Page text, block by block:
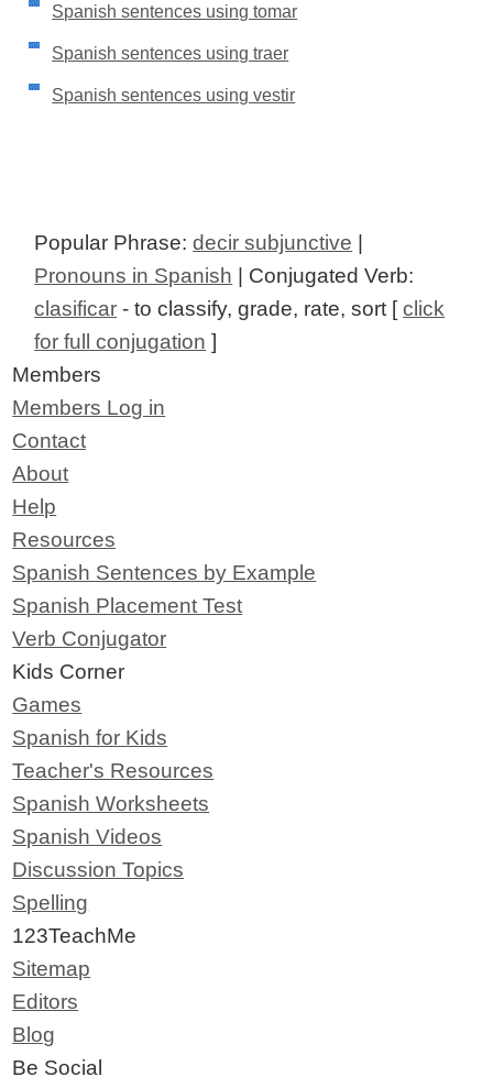
Spanish sentences using tomar
Spanish sentences using traer
Spanish sentences using vestir
Popular Phrase:decir subjunctive |
Pronouns in Spanish | Conjugated Verb:
clasificar - to classify, grade, rate, sort [click
for full conjugation ]
Members
Members Log in
Contact
About
Help
Resources
Spanish Sentences by Example
Spanish Placement Test
Verb Conjugator
Kids Corner
Games
Spanish for Kids
Teacher's Resources
Spanish Worksheets
Spanish Videos
Discussion Topics
Spelling
123TeachMe
Sitemap
Editors
Blog
Be Social